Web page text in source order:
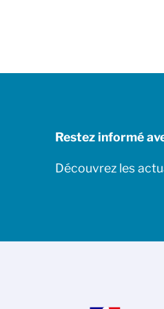
Restez informé
Découvrez les